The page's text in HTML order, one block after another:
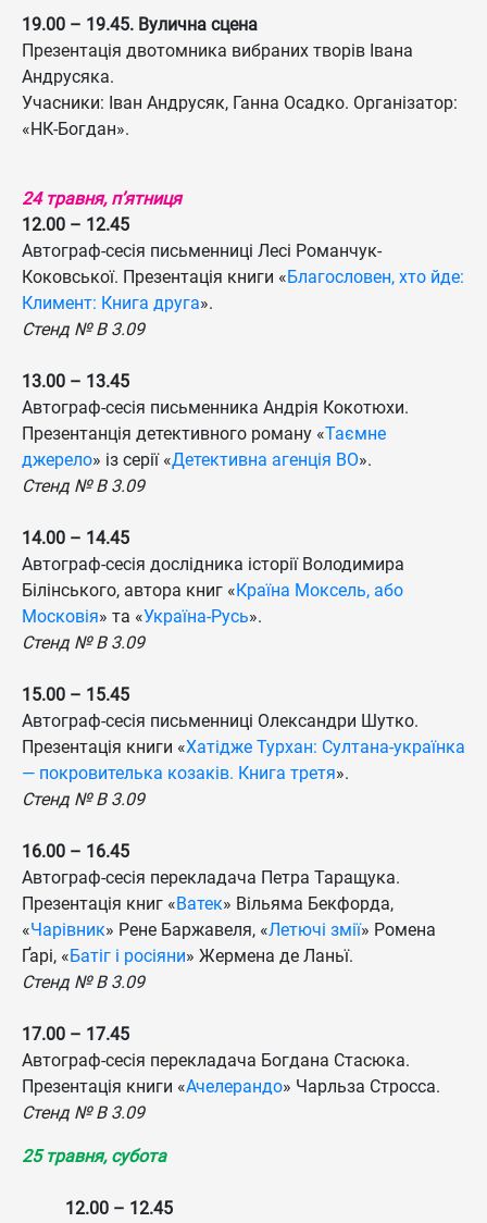
19.00 – 19.45. Вулична сцена
Презентація двотомника вибраних творів Івана
Андрусяка.
Учасники: Іван Андрусяк, Ганна Осадко. Організатор:
«НК-Богдан».
24 травня, п’ятниця
12.00 – 12.45
Автограф-сесія письменниці Лесі Романчук-
Коковської. Презентація книги «Благословен, хто йде:
Климент: Книга друга».
Стенд № B 3.09
13.00 – 13.45
Автограф-сесія письменника Андрія Кокотюхи.
Презентанція детективного роману «Таємне
джерело» із серії «Детективна агенція ВО».
Стенд № B 3.09
14.00 – 14.45
Автограф-сесія дослідника історії Володимира
Білінського, автора книг «Країна Моксель, або
Московія» та «Україна-Русь».
Стенд № B 3.09
15.00 – 15.45
Автограф-сесія письменниці Олександри Шутко.
Презентація книги «Хатідже Турхан: Султана-українка
— покровителька козаків. Книга третя».
Стенд № B 3.09
16.00 – 16.45
Автограф-сесія перекладача Петра Таращука.
Презентація книг «Ватек» Вільяма Бекфорда,
«Чарівник» Рене Баржавеля, «Летючі змії» Ромена
Ґарі, «Батіг і росіяни» Жермена де Ланьї.
Стенд № B 3.09
17.00 – 17.45
Автограф-сесія перекладача Богдана Стасюка.
Презентація книги «Ачелерандо» Чарльза Стросса.
Стенд № B 3.09
25 травня, субота
12.00 – 12.45